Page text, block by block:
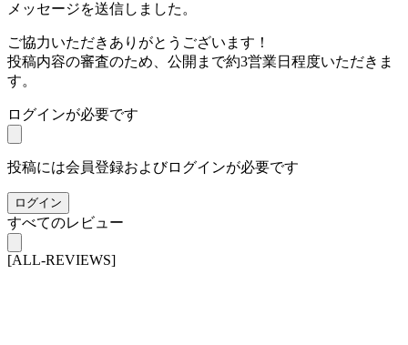
メッセージを送信しました。
ご協力いただきありがとうございます！
投稿内容の審査のため、公開まで約3営業日程度いただきま
す。
ログインが必要です
投稿には会員登録およびログインが必要です
ログイン
すべてのレビュー
[ALL-REVIEWS]